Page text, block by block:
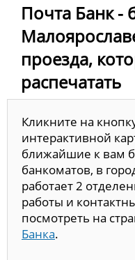
Почта Банк -
проезда,
распечатать
Кликните на
интерактивной
ближайшие к вам
банкоматов, в
работает 2
работы и
посмотреть на
Банка.